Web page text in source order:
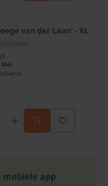
van der Laan' - XL
voorraad
mobiele app